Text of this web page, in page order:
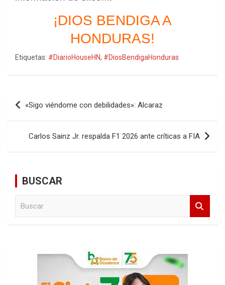
¡DIOS BENDIGA A
HONDURAS!
Etiquetas: #DiarioHouseHN, #DiosBendigaHonduras
Navegación
de
entradas
«Sigo viéndome con debilidades»: Alcaraz
Carlos Sainz Jr. respalda F1 2026 ante críticas a FIA
BUSCAR